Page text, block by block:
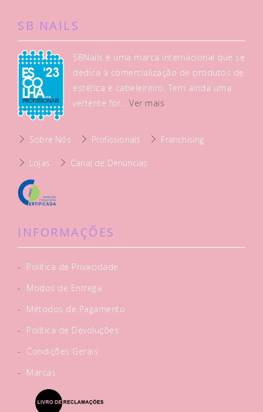
SB NAILS
SBNails é uma marca internacional que se
dedica à comercialização de produtos de
estética e cabeleireiro. Tem ainda uma
vertente for...Ver mais
Sobre Nós Profissionais Franchising
Lojas Canal de Denúncias
INFORMAÇÕES
-
Política de Privacidade
-
Modos de Entrega
-
Métodos de Pagamento
-
Política de Devoluções
-
Condições Gerais
-
Marcas